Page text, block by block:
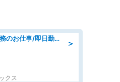
＞
経理/病院での経理事務のお仕事/即日勤務可/車通勤可/経理/一般事務
クス